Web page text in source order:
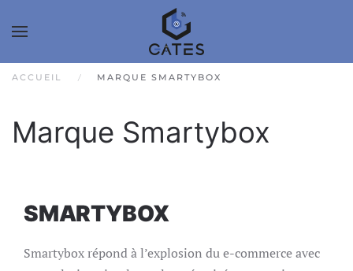
ACCUEIL MARQUE SMARTYBOX
Marque Smartybox
SMARTYBOX
Smartybox répond à l’explosion du e-commerce avec